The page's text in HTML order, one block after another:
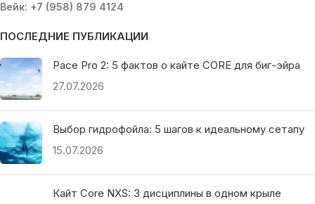
Вейк: +7 (958) 879 4124
ПОСЛЕДНИЕ ПУБЛИКАЦИИ
Pace Pro 2: 5 фактов о кайте CORE для биг-эйра
27.07.2026
Выбор гидрофойла: 5 шагов к идеальному сетапу
15.07.2026
Кайт Core NXS: 3 дисциплины в одном крыле